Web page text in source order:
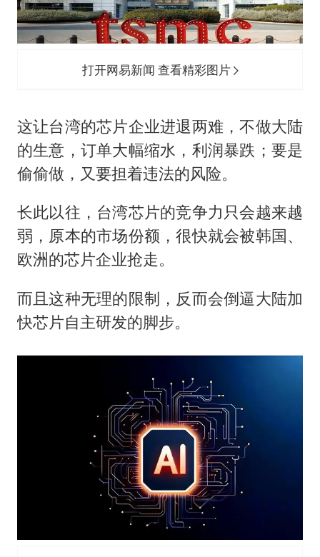
打开网易新闻 查看精彩图片
这让台湾的芯片企业进退两难，不做大陆
的生意，订单大幅缩水，利润暴跌；要是
偷偷做，又要担着违法的风险。
长此以往，台湾芯片的竞争力只会越来越
弱，原本的市场份额，很快就会被韩国、
欧洲的芯片企业抢走。
而且这种无理的限制，反而会倒逼大陆加
快芯片自主研发的脚步。